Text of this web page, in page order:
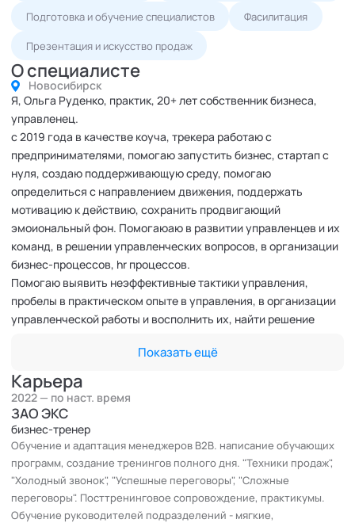
Подготовка и обучение специалистов Фасилитация
Презентация и искусство продаж
О специалисте
Новосибирск
Я, Ольга Руденко, практик, 20+ лет собственник бизнеса,
управленец.
с 2019 года в качестве коуча, трекера работаю с
предпринимателями, помогаю запустить бизнес, стартап с
нуля, создаю поддерживающую среду, помогаю
определиться с направлением движения, поддержать
мотивацию к действию, сохранить продвигающий
эмоиональный фон. Помогаюаю в развитии управленцев и их
команд, в решении управленческих вопросов, в организации
бизнес-процессов, hr процессов.
Помогаю выявить неэффективные тактики управления,
пробелы в практическом опыте в управления, в организации
управленческой работы и восполнить их, найти решение
Уверена в силе "живых" команд, вижу эффект командных
сессий для разрешения разных ситуационных задач.
Как бизнес-тренер обучаю менеджеров продаж техникам
продаж, искусству телефонного общения с клиентами, в
арсенале курс по переговорам "Старт успешных
переговоров", "Манипуляции в переговорах",
"Психодиагностика собеседника для достижения целей".
Сочетаю различные методики и техники, чтобы найти
индивидуальное решение для каждого клиента.
Показать ещё
Карьера
ЗАО ЭКС
бизнес-тренер
Обучение и адаптация менеджеров В2В. написание обучающих
программ, создание тренингов полного дня. "Техники продаж",
"Холодный звонок", "Успешные переговоры", "Сложные
переговоры". Посттренинговое сопровождение, практикумы.
Обучение руководителей подразделений - мягкие,
2022 — по наст. время